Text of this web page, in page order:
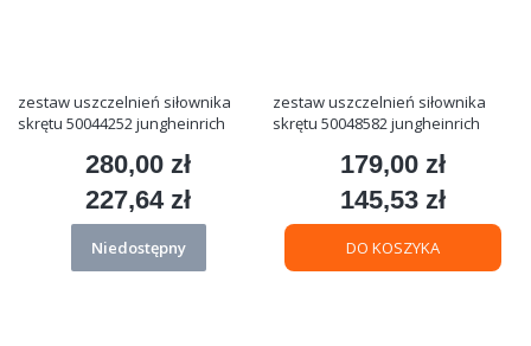
zestaw uszczelnień siłownika
skrętu 50044252 jungheinrich
Cena
280,00 zł
Cena
227,64 zł
Niedostępny
zestaw uszczelnień siłownika
skrętu 50048582 jungheinrich
Cena
179,00 zł
Cena
145,53 zł
DO KOSZYKA